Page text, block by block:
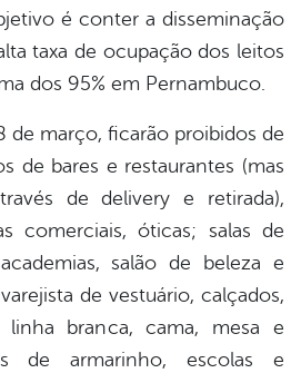
é conter a disseminação
taxa de ocupação dos leitos
dos 95% em Pernambuco.
de março, ficarão proibidos de
de bares e restaurantes (mas
de delivery e retirada),
comerciais, óticas; salas de
salão de beleza e
de vestuário, calçados,
linha branca, cama, mesa e
de armarinho, escolas e